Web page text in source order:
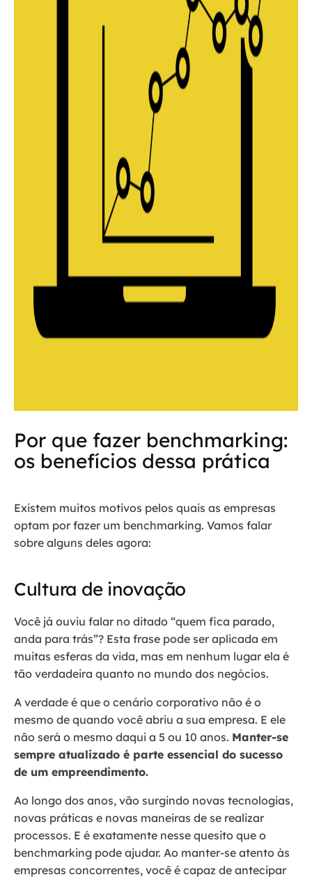
Por que fazer benchmarking:
os benefícios dessa prática
Existem muitos motivos pelos quais as empresas
optam por fazer um benchmarking. Vamos falar
sobre alguns deles agora:
Cultura de inovação
Você já ouviu falar no ditado “quem fica parado,
anda para trás”? Esta frase pode ser aplicada em
muitas esferas da vida, mas em nenhum lugar ela é
tão verdadeira quanto no mundo dos negócios.
A verdade é que o cenário corporativo não é o
mesmo de quando você abriu a sua empresa. E ele
não será o mesmo daqui a 5 ou 10 anos. Manter-se
sempre atualizado é parte essencial do sucesso
de um empreendimento.
Ao longo dos anos, vão surgindo novas tecnologias,
novas práticas e novas maneiras de se realizar
processos. E é exatamente nesse quesito que o
benchmarking pode ajudar. Ao manter-se atento às
empresas concorrentes, você é capaz de antecipar